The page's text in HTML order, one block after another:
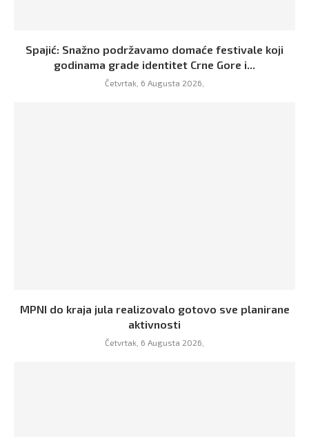
Spajić: Snažno podržavamo domaće festivale koji
godinama grade identitet Crne Gore i...
Četvrtak, 6 Augusta 2026,
MPNI do kraja jula realizovalo gotovo sve planirane
aktivnosti
Četvrtak, 6 Augusta 2026,